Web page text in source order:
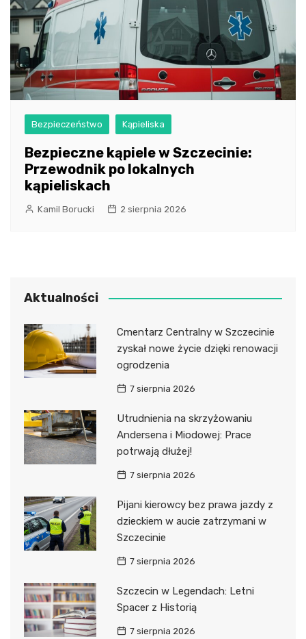
Bezpieczeństwo Kąpieliska
Bezpieczne kąpiele w Szczecinie:
Przewodnik po lokalnych
kąpieliskach
Kamil Borucki 2 sierpnia 2026
Aktualności
Cmentarz Centralny w Szczecinie
zyskał nowe życie dzięki renowacji
ogrodzenia
7 sierpnia 2026
Utrudnienia na skrzyżowaniu
Andersena i Miodowej: Prace
potrwają dłużej!
7 sierpnia 2026
Pijani kierowcy bez prawa jazdy z
dzieckiem w aucie zatrzymani w
Szczecinie
7 sierpnia 2026
Szczecin w Legendach: Letni
Spacer z Historią
7 sierpnia 2026